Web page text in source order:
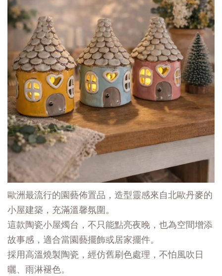
歐洲最流行的園藝佈置品，造型靈感來自北歐丹麥的
小屋建築，充滿溫馨氛圍。
這款陶瓷小屋燭台，不只能點亮夜晚，也為空間增添
故事感， 適合當園藝擺飾或居家擺件。
採用高溫燒製陶瓷，經仿舊刷色處理，不怕風吹日
曬、雨淋褪色。